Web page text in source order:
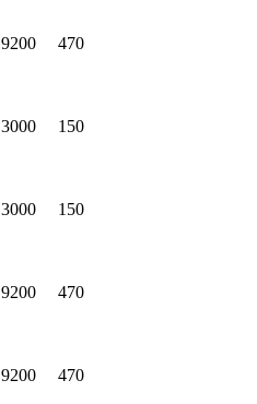
9200 470
3000 150
3000 150
9200 470
9200 470